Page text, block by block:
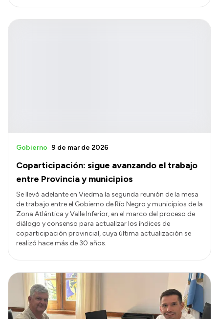
Coparticipación: sigue avanzando el trabajo
entre Provincia y municipios
Gobierno 9 de mar de 2026
Se llevó adelante en Viedma la segunda reunión de la mesa
de trabajo entre el Gobierno de Río Negro y municipios de la
Zona Atlántica y Valle Inferior, en el marco del proceso de
diálogo y consenso para actualizar los índices de
coparticipación provincial, cuya última actualización se
realizó hace más de 30 años.